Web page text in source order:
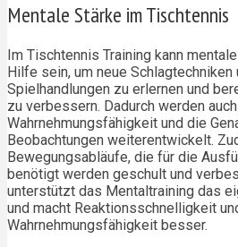
Mentale Stärke im Tischtennis
Im Tischtennis Training kann
Hilfe sein, um neue Schlagtechniken
Spielhandlungen zu erlernen und
zu verbessern. Dadurch werden
Wahrnehmungsfähigkeit und die
Beobachtungen weiterentwickelt.
Bewegungsabläufe, die für die
benötigt werden geschult und
unterstützt das Mentaltraining das
und macht Reaktionsschnelligkeit
Wahrnehmungsfähigkeit besser.